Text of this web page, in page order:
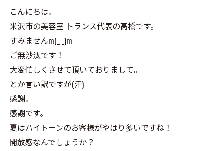
こんにちは。
米沢市の美容室 トランス代表の高橋です。
すみませんm(_ _)m
ご無沙汰です！
大変忙しくさせて頂いておりまして。
とか言い訳ですが(汗)
感謝。
感謝です。
夏はハイトーンのお客様がやはり多いですね！
開放感なんでしょうか？